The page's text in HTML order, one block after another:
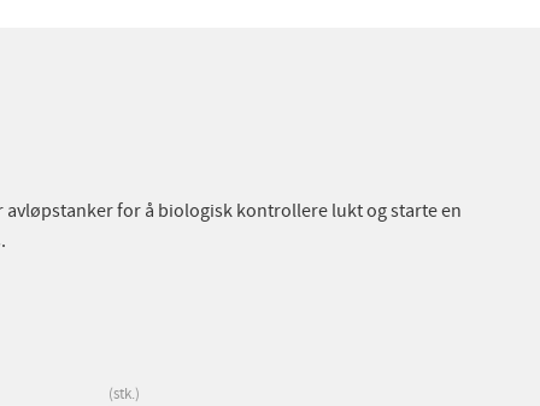
for å biologisk kontrollere lukt og starte en
stk.